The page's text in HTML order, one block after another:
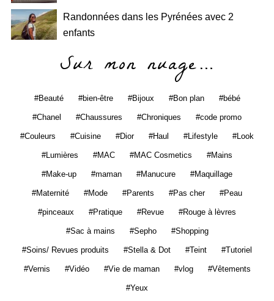
Randonnées dans les Pyrénées avec 2
enfants
Sur mon nuage…
Beauté bien-être Bijoux Bon plan bébé
Chanel Chaussures Chroniques code promo
Couleurs Cuisine Dior Haul Lifestyle Look
Lumières MAC MAC Cosmetics Mains
Make-up maman Manucure Maquillage
Maternité Mode Parents Pas cher Peau
pinceaux Pratique Revue Rouge à lèvres
Sac à mains Sepho Shopping
Soins/ Revues produits Stella & Dot Teint Tutoriel
Vernis Vidéo Vie de maman vlog Vêtements
Yeux